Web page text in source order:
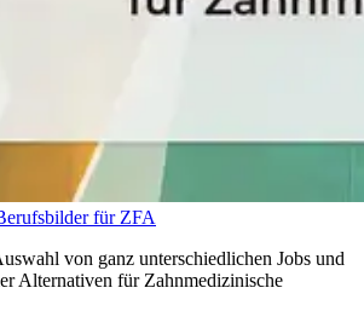
für ZFA
von ganz unterschiedlichen Jobs und
Alternativen für Zahnmedizinische